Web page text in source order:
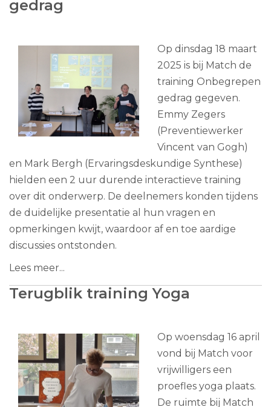
gedrag
Op dinsdag 18 maart
2025 is bij Match de
training Onbegrepen
gedrag gegeven.
Emmy Zegers
(Preventiewerker
Vincent van Gogh)
en Mark Bergh (Ervaringsdeskundige Synthese)
hielden een 2 uur durende interactieve training
over dit onderwerp. De deelnemers konden tijdens
de duidelijke presentatie al hun vragen en
opmerkingen kwijt, waardoor af en toe aardige
discussies ontstonden.
Lees meer...
Terugblik training Yoga
Op woensdag 16 april
vond bij Match voor
vrijwilligers een
proefles yoga plaats.
De ruimte bij Match